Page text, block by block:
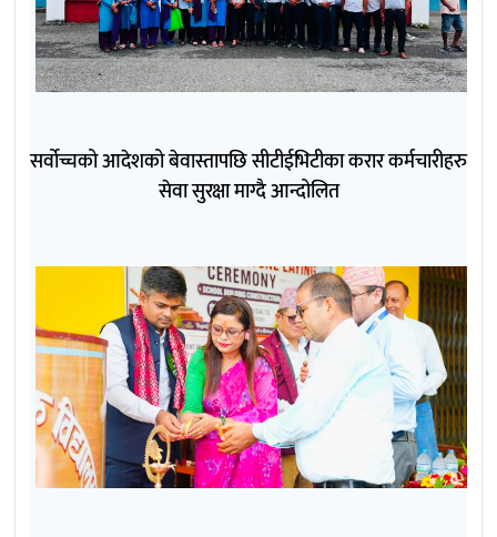
सर्वोच्चको आदेशको बेवास्तापछि सीटीईभिटीका करार कर्मचारीहरु
सेवा सुरक्षा माग्दै आन्दोलित